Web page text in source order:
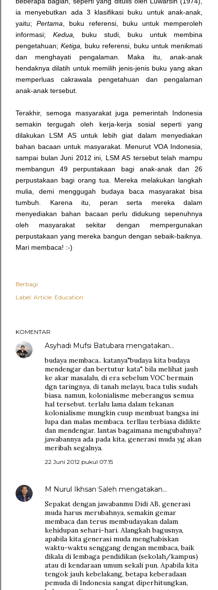
ia menyebutkan ada 3 klasifikasi buku untuk anak-anak,
yaitu;Pertama , buku referensi, buku untuk memperoleh
informasi; Kedua, buku studi, buku untuk membina
pengetahuan; Ketiga, buku referensi, buku untuk menikmati
dan menghayati pengalaman. Maka itu, anak-anak
hendaknya dilatih untuk memilih jenis-jenis buku yang akan
memperluas cakrawala pengetahuan dan pengalaman
anak-anak tersebut.
Terakhir, semoga masyarakat juga pemerintah Indonesia
semakin tergugah oleh kerja-kerja sosial seperti yang
dilakukan LSM AS untuk lebih giat dalam menyediakan
bahan bacaan untuk masyarakat. Menurut VOA Indonesia,
sampai bulan Juni 2012 ini, LSM AS tersebut telah mampu
membangun 49 perpustakaan bagi anak-anak dan 26
perpustakaan bagi orang tua. Mereka melakukan langkah
mulia, demi menggugah budaya baca masyarakat bisa
tumbuh. Karena itu, peran serta mereka dalam
menyediakan bahan bacaan perlu didukung sepenuhnya
oleh masyarakat sekitar dengan mempergunakan
perpustakaan yang mereka bangun dengan sebaik-baiknya.
Mari membaca! :-)
Berbagi
Label: Article: Education
KOMENTAR
Asyhadi Mufsi Batubara mengatakan…
budaya membaca.. katanya"budaya kita budaya
mendengar dan bertutur kata". bila melihat jauh
ke akar masalalu, di era sebelum VOC bermain
dgn taringnya, di tanah melayu, baca tulis sudah
biasa. namun, kolonialisme meberangus semua
hal tersebut. terlalu lama dalam tekanan
kolonialisme mungkin cuup membuat bangsa ini
lupa dan malas membaca. terllau terbiasa didikte
dan mendengar. lantas bagaimana mengubahnya?
jawabannya ada pada kita, generasi muda yg akan
meribah segalnya.
22 Juni 2012 pukul 07.15
M Nurul Ikhsan Saleh mengatakan…
Sepakat dengan jawabanmu Didi AB, generasi
muda harus merubahnya, semakin gemar
membaca dan terus membudayakan dalam
kehidupan sehari-hari. Alangkah bagusnya,
apabila kita generasi muda menghabiskan
waktu-waktu senggang dengan membaca, baik
dikala di lembaga pendidikan (sekolah/kampus)
atau di kendaraan umum sekali pun. Apabila kita
tengok jauh kebelakang, betapa keberadaan
pemuda di Indonesia sangat diperhitungkan,